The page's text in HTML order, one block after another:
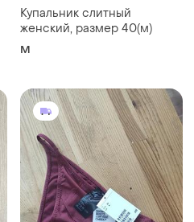
Купальник слитный
женский, размер 40(м)
M